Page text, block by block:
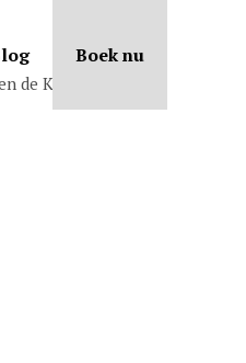
Boek nu
de KANTL.